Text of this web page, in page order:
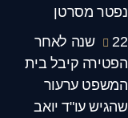
נפטר מסרטן
22 שנה לאחר
הפטירה קיבל בית
המשפט ערעור
שהגיש עו"ד יואב